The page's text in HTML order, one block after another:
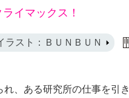
イマックス！
ラスト：ＢＵＮＢＵＮ
れ、ある研究所の仕事を引